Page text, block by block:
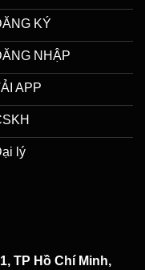
KÝ
NHẬP
APP
lý
TP Hồ Chí Minh,